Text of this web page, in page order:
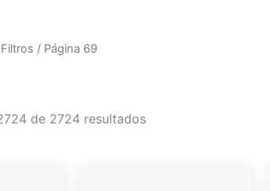
Filtros / Página 69
de 2724 resultados